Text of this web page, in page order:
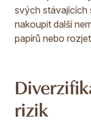
svých stávajících
nakoupit další
papírů nebo
rizik